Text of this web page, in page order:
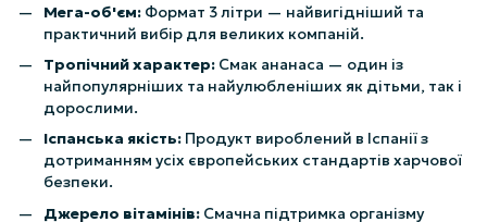
Мега-об'єм: Формат 3 літри — найвигідніший та
практичний вибір для великих компаній.
Тропічний характер: Смак ананаса — один із
найпопулярніших та найулюбленіших як дітьми, так і
дорослими.
Іспанська якість: Продукт вироблений в Іспанії з
дотриманням усіх європейських стандартів харчової
безпеки.
Джерело вітамінів: Смачна підтримка організму